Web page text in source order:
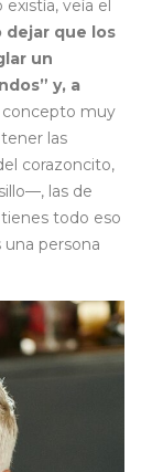
veía el
dejar que los
un
y, a
concepto muy
las
corazoncito,
las de
todo eso
una persona